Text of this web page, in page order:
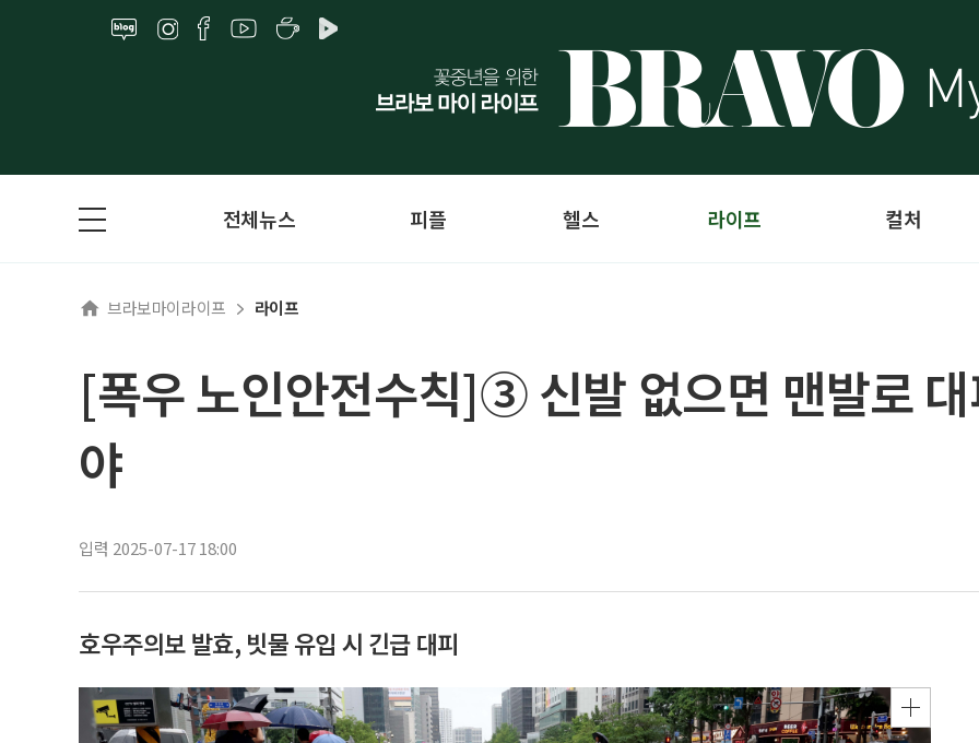
전체뉴스 피플 헬스 라이프 컬처
브라보마이라이프 라이프
[폭우 노인안전수칙]③ 신발 없으면 맨발로
야
입력 2025-07-17 18:00
호우주의보 발효, 빗물 유입 시 긴급 대피